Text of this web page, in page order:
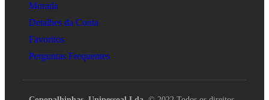
Morada
Detalhes da Conta
Favoritos
Perguntas Frequentes